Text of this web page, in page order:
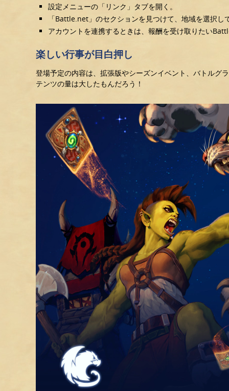
設定メニューの「リンク」タブを開く。
「Battle.net」のセクションを見つけて、地域を選択
アカウントを連携するときは、報酬を受け取りたい
楽しい行事が目白押し
登場予定の内容は、拡張版やシーズンイベント、バトルグ
テンツの量は大したもんだろう！